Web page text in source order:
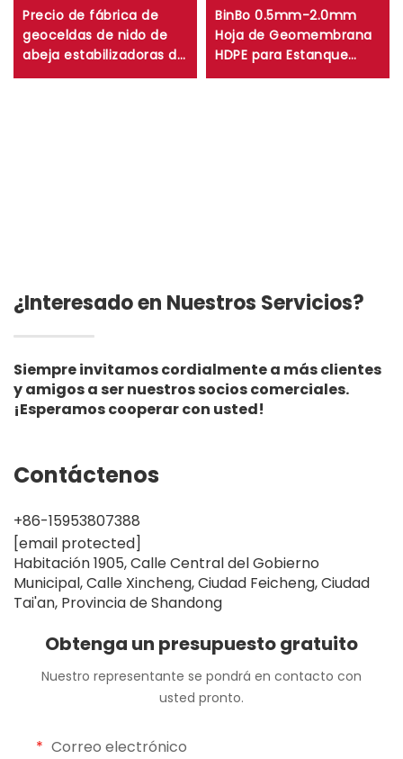
Precio de fábrica de
geoceldas de nido de
abeja estabilizadoras de
grava, geoceldas de
BinBo 0.5mm-2.0mm
Hoja de Geomembrana
HDPE para Estanque
Agrícola Embalse Presa
¿Interesado en Nuestros Servicios?
Siempre invitamos cordialmente a más clientes
y amigos a ser nuestros socios comerciales.
¡Esperamos cooperar con usted!
Contáctenos
+86-15953807388
[email protected]
Habitación 1905, Calle Central del Gobierno
Municipal, Calle Xincheng, Ciudad Feicheng, Ciudad
Tai'an, Provincia de Shandong
Obtenga un presupuesto gratuito
Nuestro representante se pondrá en contacto con
usted pronto.
Correo electrónico